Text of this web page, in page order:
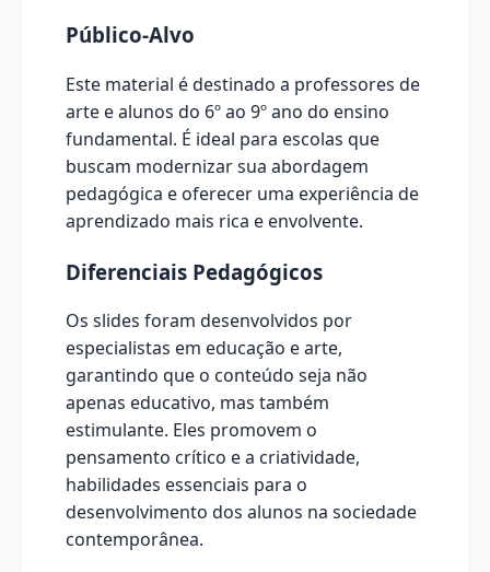
Público-Alvo
Este material é destinado a professores de
arte e alunos do 6º ao 9º ano do ensino
fundamental. É ideal para escolas que
buscam modernizar sua abordagem
pedagógica e oferecer uma experiência de
aprendizado mais rica e envolvente.
Diferenciais Pedagógicos
Os slides foram desenvolvidos por
especialistas em educação e arte,
garantindo que o conteúdo seja não
apenas educativo, mas também
estimulante. Eles promovem o
pensamento crítico e a criatividade,
habilidades essenciais para o
desenvolvimento dos alunos na sociedade
contemporânea.